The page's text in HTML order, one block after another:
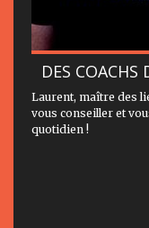
DES COACHS
Laurent, maître des
vous conseiller et
quotidien !